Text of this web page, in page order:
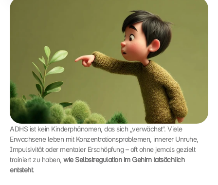
ADHS ist kein Kinderphänomen, das sich „verwächst“. Viele
Erwachsene leben mit Konzentrationsproblemen, innerer Unruhe,
Impulsivität oder mentaler Erschöpfung – oft ohne jemals gezielt
trainiert zu haben, wie Selbstregulation im Gehirn tatsächlich
entsteht.